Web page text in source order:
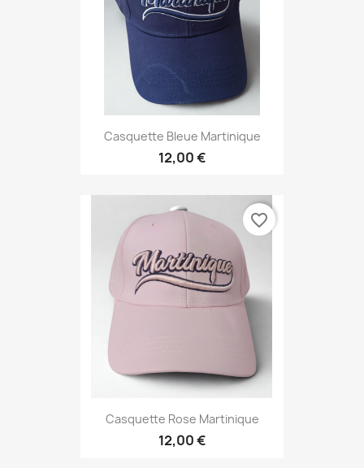
Casquette Bleue Martinique
12,00 €
Casquette Rose Martinique
12,00 €
favorite_border